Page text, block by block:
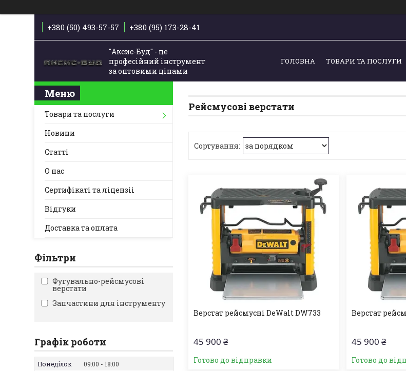
+380 (50) 493-57-57 +380 (95) 173-28-41
"Аксис-Буд" - це
професійний інструмент
за оптовими цінами
ГОЛОВНА ТОВАРИ ТА ПОСЛУГИ
Рейсмусові верстати
Верстат рейсмусні DeWalt DW733
45 900 ₴
Готово до відправки
Верстат
45 900 ₴
Готово до
Товари та послуги
Новини
Статті
О нас
Сертифікаті та ліцензіі
Відгуки
Доставка та оплата
Фільтри
Фугувально-рейсмусові
верстати
Запчастини для інструменту
Графік роботи
Понеділок 09:00
18:00